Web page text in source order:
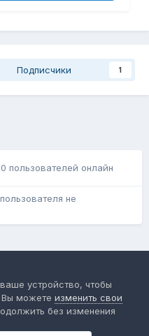
Подписчики 1
0 пользователей онлайн
не
транспорта
Community
устройство, чтобы
Вы можете изменить свои
без изменения